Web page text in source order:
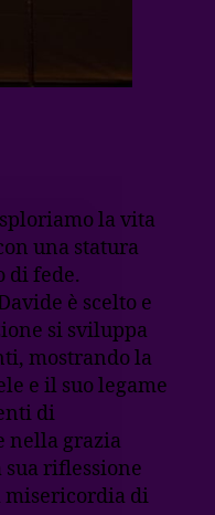
la vita
una statura
di fede.
è scelto e
si sviluppa
mostrando la
e il suo legame
di
nella grazia
riflessione
misericordia di